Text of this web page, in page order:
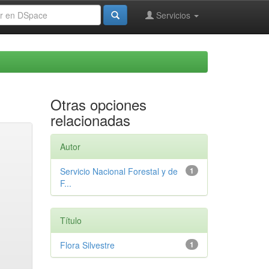
Servicios
Otras opciones
relacionadas
Autor
1
Servicio Nacional Forestal y de
F...
Título
1
Flora Silvestre